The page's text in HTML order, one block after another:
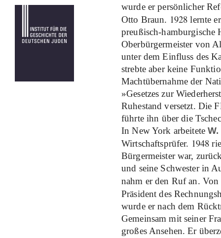
wurde er persönlicher
Otto Braun. 1928 lernte
preußisch-hamburgische
Oberbürgermeister von
unter dem Einfluss des
strebte aber keine
Machtübernahme der
»Gesetzes zur
Ruhestand versetzt. Die
führte ihn über die
In New York arbeiteteW.
Wirtschaftsprüfer. 1948
Bürgermeister war,
und seine Schwester in
nahm er den Ruf an. Von
Präsident des
wurde er nach dem
Gemeinsam mit seiner
großes Ansehen. Er